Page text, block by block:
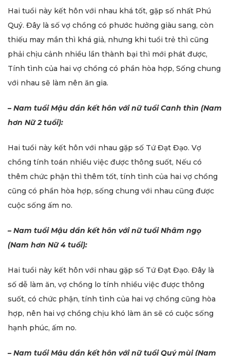
Hai tuổi này kết hôn với nhau khá tốt, gặp số nhất Phú
Quý. Đây là số vợ chồng có phước hưởng giàu sang, còn
thiếu may mắn thì khá giả, nhưng khi tuổi trẻ thì cũng
phải chịu cảnh nhiều lần thành bại thì mới phát được,
Tính tình của hai vợ chồng có phần hòa hợp, Sống chung
với nhau sẽ làm nên ăn gia.
– Nam tuổi Mậu dần kết hôn với nữ tuổi Canh thìn (Nam
hơn Nữ 2 tuổi):
Hai tuổi này kết hôn với nhau gặp số Tứ Đạt Đạo. Vợ
chồng tính toán nhiều việc được thông suốt, Nếu có
thêm chức phận thì thêm tốt, tính tình của hai vợ chồng
cũng có phần hòa hợp, sống chung với nhau cũng được
cuộc sống ấm no.
– Nam tuổi Mậu dần kết hôn với nữ tuổi Nhâm ngọ
(Nam hơn Nữ 4 tuổi):
Hai tuổi này kết hôn với nhau gặp số Tứ Đạt Đạo. Đây là
số dễ làm ăn, vợ chồng lo tính nhiều việc được thông
suốt, có chức phận, tính tình của hai vợ chồng cũng hòa
hợp, nên hai vợ chồng chịu khó làm ăn sẽ có cuộc sống
hạnh phúc, ấm no.
– Nam tuổi Mậu dần kết hôn với nữ tuổi Quý mùi (Nam